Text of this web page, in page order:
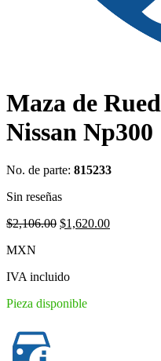
Maza de
Nissan Np300
No. de parte: 815233
Sin reseñas
$2,106.00 Original
$1,620.00Current
MXN
IVA incluido
Pieza disponible